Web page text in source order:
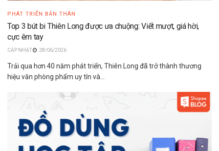
PHÁT TRIỂN BẢN THÂN
Top 3 bút bi Thiên Long được ưa chuộng: Viết mượt, giá hời,
cực êm tay
28/06/2026
Trải qua hơn 40 năm phát triển, Thiên Long đã trở thành thương
hiệu văn phòng phẩm uy tín và...